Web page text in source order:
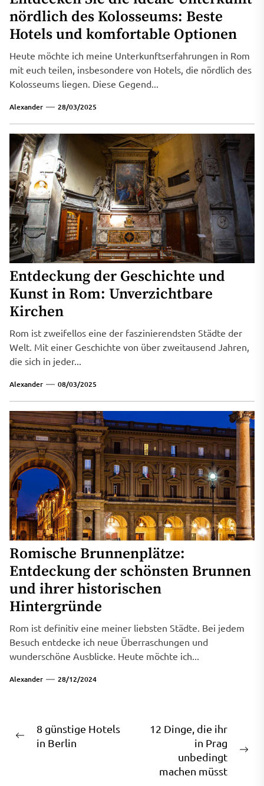
nördlich des Kolosseums: Beste
Hotels und komfortable Optionen
Heute möchte ich meine Unterkunftserfahrungen in Rom
mit euch teilen, insbesondere von Hotels, die nördlich des
Kolosseums liegen. Diese Gegend...
Alexander 28/03/2025
Entdeckung der Geschichte und
Kunst in Rom: Unverzichtbare
Kirchen
Rom ist zweifellos eine der faszinierendsten Städte der
Welt. Mit einer Geschichte von über zweitausend Jahren,
die sich in jeder...
Alexander 08/03/2025
Romische Brunnenplätze:
Entdeckung der schönsten Brunnen
und ihrer historischen
Hintergründe
Rom ist definitiv eine meiner liebsten Städte. Bei jedem
Besuch entdecke ich neue Überraschungen und
wunderschöne Ausblicke. Heute möchte ich...
Alexander 28/12/2024
Beitragsnavigation
Previous
8 günstige Hotels
in Berlin
12 Dinge, die ihr
in Prag
unbedingt
machen müsst